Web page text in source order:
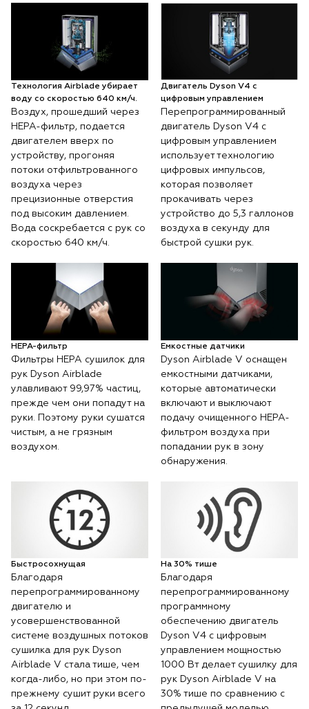
Технология Airblade убирает
воду со скоростью 640 км/ч.
Воздух, прошедший через
HEPA-фильтр, подается
двигателем вверх по
устройству, прогоняя
потоки отфильтрованного
воздуха через
прецизионные отверстия
под высоким давлением.
Вода соскребается с рук со
скоростью 640 км/ч.
Двигатель Dyson V4 с
цифровым управлением
Перепрограммированный
двигатель Dyson V4 с
цифровым управлением
использует технологию
цифровых импульсов,
которая позволяет
прокачивать через
устройство до 5,3 галлонов
воздуха в секунду для
быстрой сушки рук.
НЕРА-фильтр
Фильтры HEPA сушилок для
рук Dyson Airblade
улавливают 99,97% частиц,
прежде чем они попадут на
руки. Поэтому руки сушатся
чистым, а не грязным
воздухом.
Емкостные датчики
Dyson Airblade V оснащен
емкостными датчиками,
которые автоматически
включают и выключают
подачу очищенного HEPA-
фильтром воздуха при
попадании рук в зону
обнаружения.
Быстросохнущая
Благодаря
перепрограммированному
двигателю и
усовершенствованной
системе воздушных потоков
сушилка для рук Dyson
Airblade V стала тише, чем
когда-либо, но при этом по-
прежнему сушит руки всего
На 30% тише
Благодаря
перепрограммированному
программному
обеспечению двигатель
Dyson V4 с цифровым
управлением мощностью
1000 Вт делает сушилку для
рук Dyson Airblade V на
30% тише по сравнению с